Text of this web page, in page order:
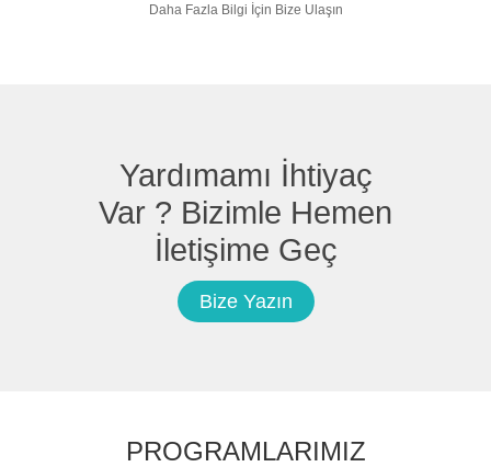
Daha Fazla Bilgi İçin Bize Ulaşın
Yardımamı İhtiyaç
Var ? Bizimle Hemen
İletişime Geç
Bize Yazın
PROGRAMLARIMIZ